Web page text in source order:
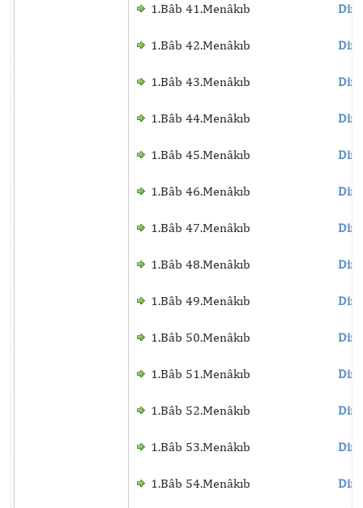
1.Bâb 41.Menâkıb
1.Bâb 42.Menâkıb
1.Bâb 43.Menâkıb
1.Bâb 44.Menâkıb
1.Bâb 45.Menâkıb
1.Bâb 46.Menâkıb
1.Bâb 47.Menâkıb
1.Bâb 48.Menâkıb
1.Bâb 49.Menâkıb
1.Bâb 50.Menâkıb
1.Bâb 51.Menâkıb
1.Bâb 52.Menâkıb
1.Bâb 53.Menâkıb
1.Bâb 54.Menâkıb